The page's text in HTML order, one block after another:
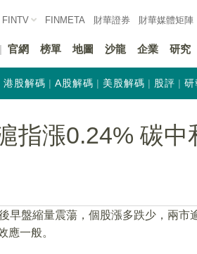
FINTV FINMETA 財華證券 財華媒體矩陣
官網 榜單 地圖 沙龍 企業 研究
港股解碼 A股解碼 美股解碼 股評 研
指漲0.24% 碳中
早盤縮量震蕩，個股漲多跌少，兩
應一般。